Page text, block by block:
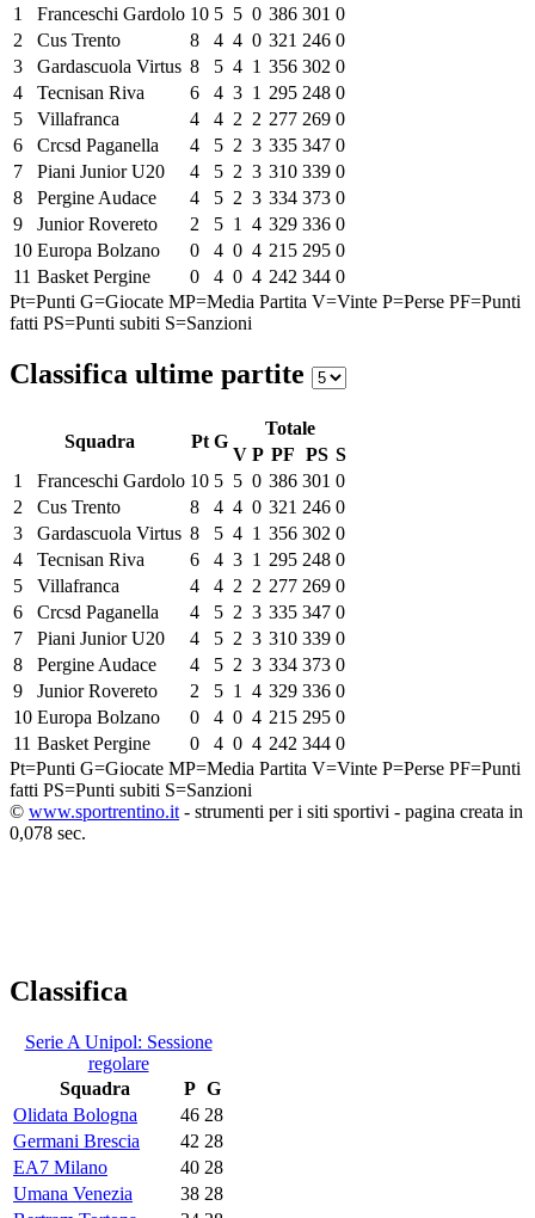
1
Franceschi Gardolo 10 5 5 0 386 301 0
2
Cus Trento 8 4 4 0 321 246 0
3
Gardascuola Virtus 8 5 4 1 356 302 0
4
Tecnisan Riva 6 4 3 1 295 248 0
5
Villafranca 4 4 2 2 277 269 0
6
Crcsd Paganella 4 5 2 3 335 347 0
7
Piani Junior U20 4 5 2 3 310 339 0
8
Pergine Audace 4 5 2 3 334 373 0
9
Junior Rovereto 2 5 1 4 329 336 0
10 Europa Bolzano 0 4 0 4 215 295 0
11 Basket Pergine 0 4 0 4 242 344 0
Pt=Punti G=Giocate MP=Media Partita V=Vinte P=Perse PF=Punti
fatti PS=Punti subiti S=Sanzioni
Classifica ultime partite
Squadra Pt G
Totale
V P PF PS S
1
Franceschi Gardolo 10 5 5 0 386 301 0
2
Cus Trento 8 4 4 0 321 246 0
3
Gardascuola Virtus 8 5 4 1 356 302 0
4
Tecnisan Riva 6 4 3 1 295 248 0
5
Villafranca 4 4 2 2 277 269 0
6
Crcsd Paganella 4 5 2 3 335 347 0
7
Piani Junior U20 4 5 2 3 310 339 0
8
Pergine Audace 4 5 2 3 334 373 0
9
Junior Rovereto 2 5 1 4 329 336 0
10 Europa Bolzano 0 4 0 4 215 295 0
11 Basket Pergine 0 4 0 4 242 344 0
Pt=Punti G=Giocate MP=Media Partita V=Vinte P=Perse PF=Punti
fatti PS=Punti subiti S=Sanzioni
© www.sportrentino.it - strumenti per i siti sportivi - pagina creata in
0,078 sec.
Classifica
Serie A Unipol: Sessione
regolare
Squadra
P G
Olidata Bologna
46 28
Germani Brescia
42 28
EA7 Milano
40 28
Umana Venezia
38 28